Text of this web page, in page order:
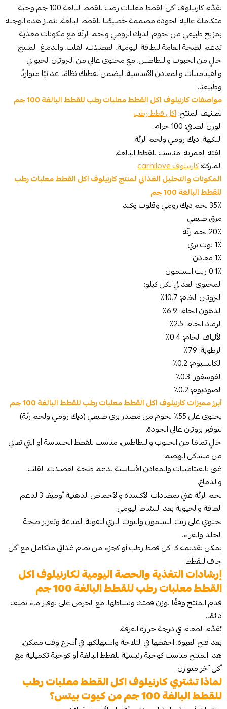
يقدّم كارنيلوف أكل القطط معلبات رطب للقطط البالغة 100 جم وجبة
متكاملة عالية الجودة مصممة خصيصًا للقطط البالغة. تتميز هذه الوجبة
بمزيج طبيعي من لحوم الديك الرومي ولحم الرنّة مع مكونات مغذية
تدعم الصحة العامة للطاقة اليومية، العضلات، القلب، والدماغ. المنتج
خالٍ من الحبوب والبطاطس، مع محتوى عالي من البروتين الحيواني
والفيتامينات والمعادن الأساسية، ليضمن لقطتك نظامًا غذائيًا متوازنًا
وطبيعيًا.
مواصفات كارنيلوف اكل القطط معلبات رطب للقطط البالغة 100 جم
تصنيف المنتج:اكل قطط رطب
الوزن الصافي: 100 جرام.
النكهة: ديك رومي ولحم الرنّة.
الفئة العمرية: مناسب للقطط البالغة.
الماركة:كارنيلوف carnilove
المكونات والتحليل الغذائي لمنتج كارنيلوف اكل القطط معلبات رطب
للقطط البالغة 100 جم
35٪ لحم ديك رومي وقلوب وكبد
مرق طبيعي
20٪ لحم رنّة
1٪ توت بري
1٪ معادن
0.1٪ زيت السلمون
المحتوى الغذائي لكل كيلو:
البروتين الخام: 10.7٪
الدهون الخام: 6.9٪
الرماد الخام: 2.5٪
الألياف الخام: 0.4٪
الرطوبة: 79٪
الكالسيوم: 0.2٪
الفوسفور: 0.3٪
الصوديوم: 0.2٪
أبرز مميزات كارنيلوف اكل القطط معلبات رطب للقطط البالغة 100 جم
يحتوي على 55٪ لحوم من مصدر بري طبيعي (ديك رومي ولحم رنّة)
لتوفير بروتين عالي الجودة.
خالٍ تمامًا من الحبوب والبطاطس، مناسب للقطط الحساسة أو التي تعاني
من مشاكل الهضم.
غني بالفيتامينات والمعادن الأساسية لدعم صحة العضلات، القلب،
والدماغ.
لحم الرنّة غني بمضادات الأكسدة والأحماض الدهنية أوميغا 3 لدعم
الطاقة والحيوية بعد النشاط اليومي.
يحتوي على زيت السلمون والتوت البري لتقوية المناعة وتعزيز صحة
الجلد والفراء.
يمكن تقديمه كـ اكل قطط رطب أو كجزء من نظام غذائي متكامل مع أكل
جاف للقطط.
إرشادات التغذية والحصة اليومية لكارنيلوف اكل
القطط معلبات رطب للقطط البالغة 100 جم
قدم المنتج وفقًا لوزن قطتك ونشاطها، مع الحرص على توفير ماء نظيف
دائمًا.
يُقدّم الطعام في درجة حرارة الغرفة.
بعد فتح العبوة، احفظها في الثلاجة واستهلكها في أسرع وقت ممكن.
هذا المنتج مناسب كوجبة رئيسية للقطط البالغة أو كوجبة تكميلية مع
أكل آخر متوازن.
لماذا تشتري كارنيلوف اكل القطط معلبات رطب
للقطط البالغة 100 جم من كيوت بيتس؟